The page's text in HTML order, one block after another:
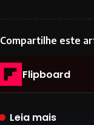
Compartilhe este
Flipboard
Leia mais